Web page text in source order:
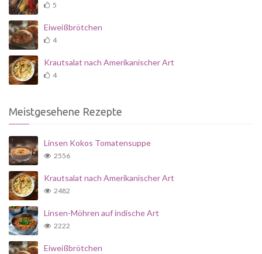
5
Eiweißbrötchen
4
Krautsalat nach Amerikanischer Art
4
Meistgesehene Rezepte
Linsen Kokos Tomatensuppe
2556
Krautsalat nach Amerikanischer Art
2482
Linsen-Möhren auf indische Art
2222
Eiweißbrötchen